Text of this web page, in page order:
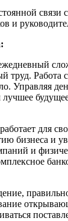
связи
и
труд. Работа
Управляя
лучшее
для
бизнеса и
и